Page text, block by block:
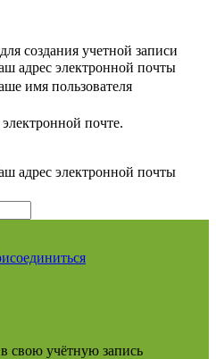
создания учетной записи
адрес электронной почты
имя пользователя
почте.
адрес электронной почты
свою учётную запись